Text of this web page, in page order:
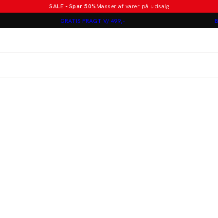
SALE - Spar 50%Masser af varer på udsalg
GRATIS FRAGT V/ 499,-Poloer i nye farver
Jakkesæt fra 1499 kr.
Lindbergh